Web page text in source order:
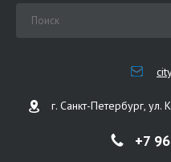
г. Санкт-Петербург, ул.
+7